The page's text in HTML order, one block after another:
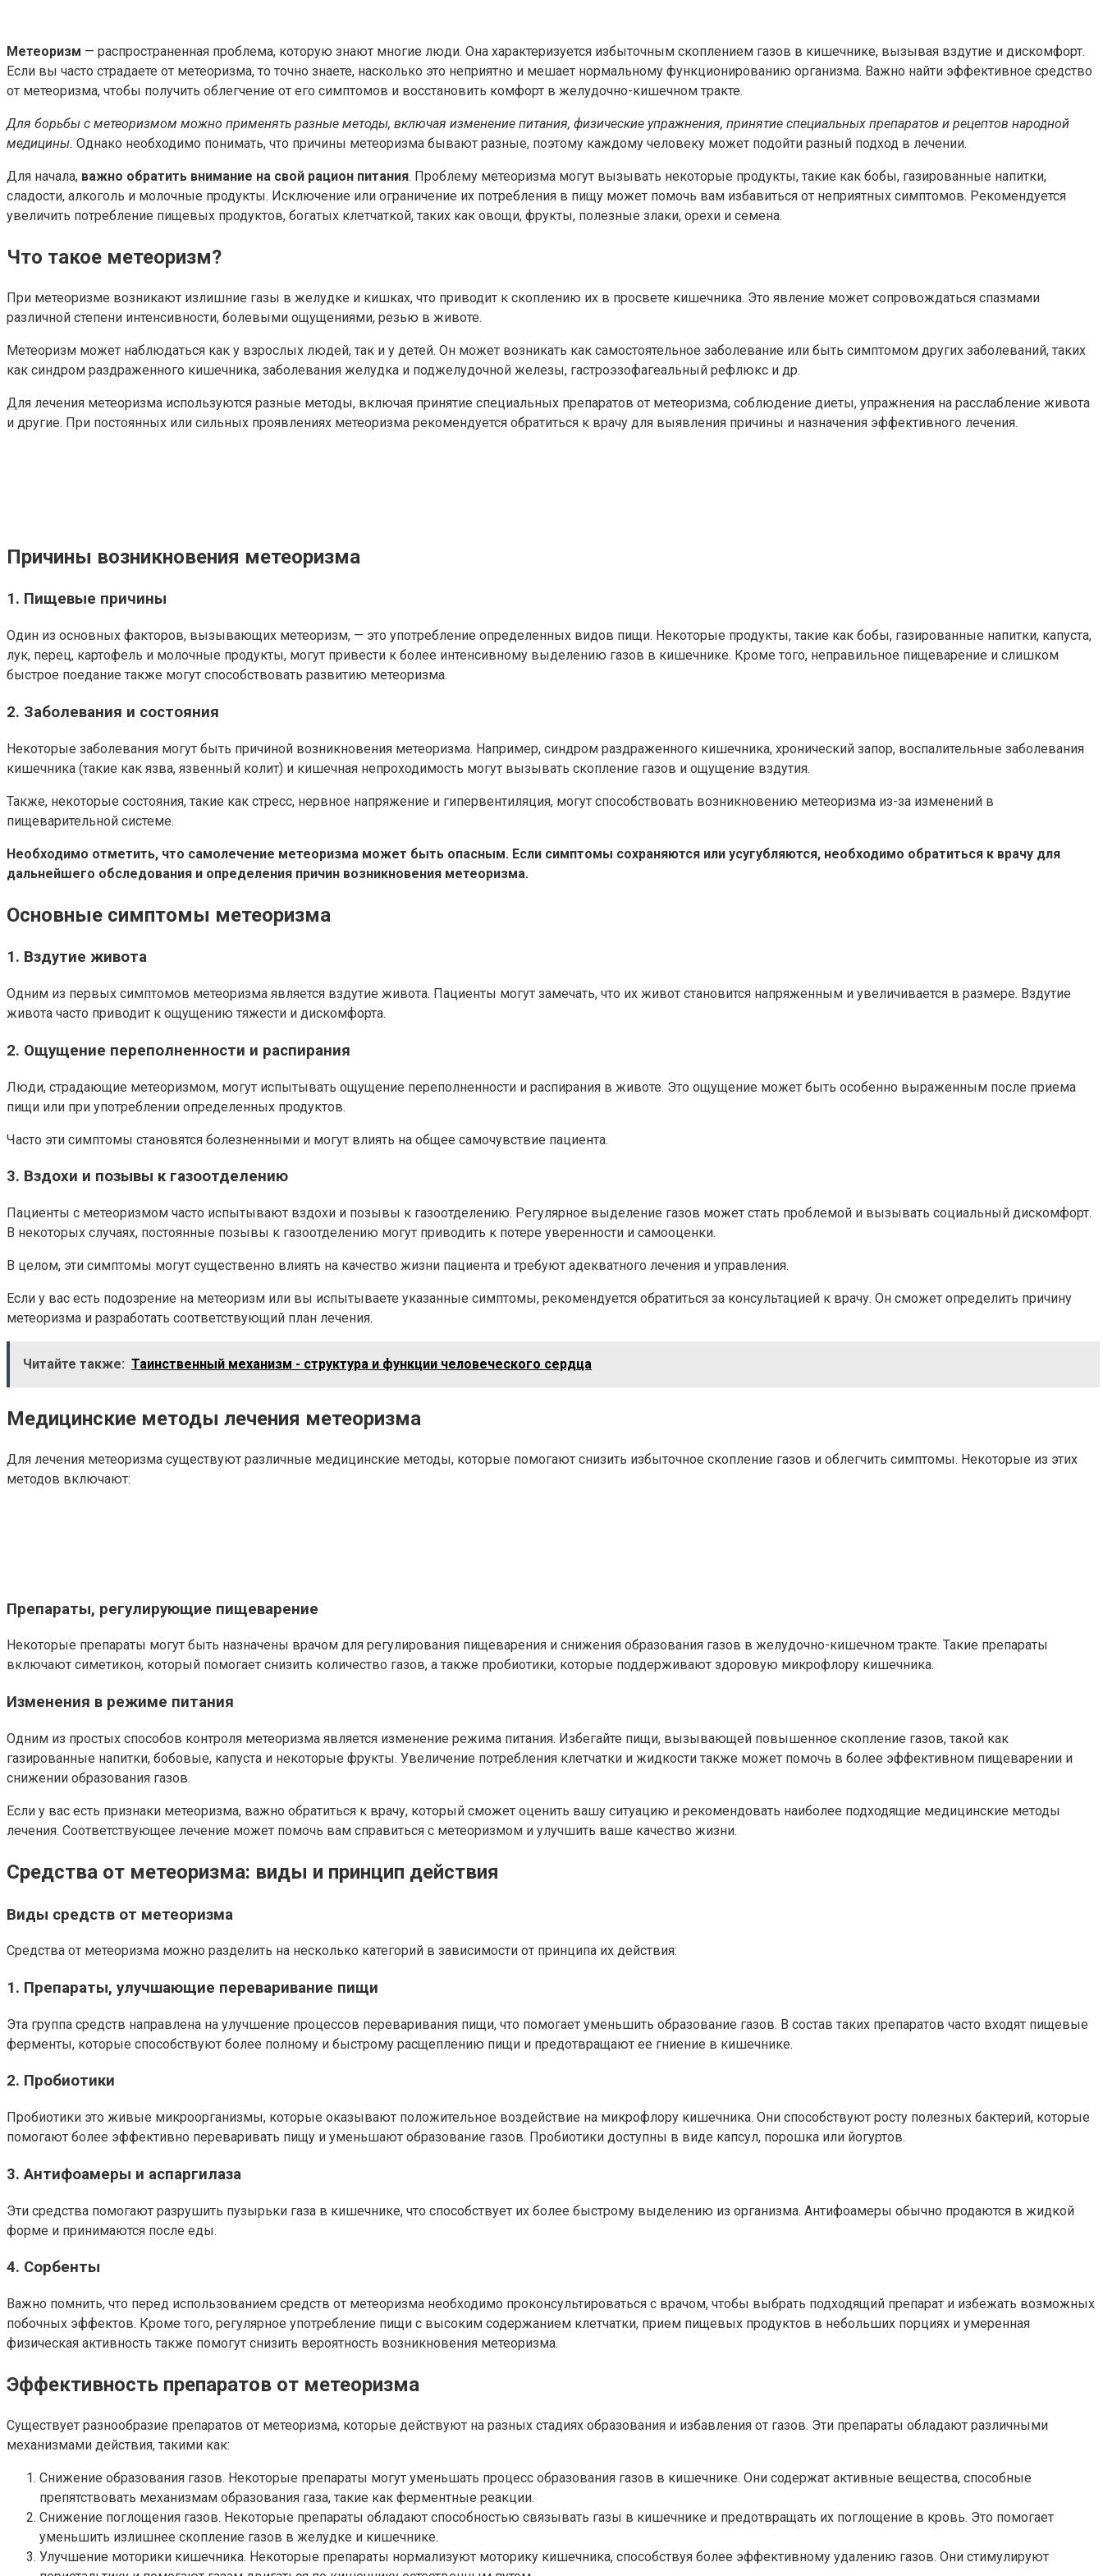
Метеоризм — распространенная проблема, которую знают многие люди. Она характеризуется избыточным скоплением газов в кишечнике, вызывая вздутие и дискомфорт.
Если вы часто страдаете от метеоризма, то точно знаете, насколько это неприятно и мешает нормальному функционированию организма. Важно найти эффективное средство
от метеоризма, чтобы получить облегчение от его симптомов и восстановить комфорт в желудочно-кишечном тракте.
Для борьбы с метеоризмом можно применять разные методы, включая изменение питания, физические упражнения, принятие специальных препаратов и рецептов народной
медицины. Однако необходимо понимать, что причины метеоризма бывают разные, поэтому каждому человеку может подойти разный подход в лечении.
Для начала, важно обратить внимание на свой рацион питания. Проблему метеоризма могут вызывать некоторые продукты, такие как бобы, газированные напитки,
сладости, алкоголь и молочные продукты. Исключение или ограничение их потребления в пищу может помочь вам избавиться от неприятных симптомов. Рекомендуется
увеличить потребление пищевых продуктов, богатых клетчаткой, таких как овощи, фрукты, полезные злаки, орехи и семена.
Что такое метеоризм?
При метеоризме возникают излишние газы в желудке и кишках, что приводит к скоплению их в просвете кишечника. Это явление может сопровождаться спазмами
различной степени интенсивности, болевыми ощущениями, резью в животе.
Метеоризм может наблюдаться как у взрослых людей, так и у детей. Он может возникать как самостоятельное заболевание или быть симптомом других заболеваний, таких
как синдром раздраженного кишечника, заболевания желудка и поджелудочной железы, гастроэзофагеальный рефлюкс и др.
Для лечения метеоризма используются разные методы, включая принятие специальных препаратов от метеоризма, соблюдение диеты, упражнения на расслабление живота
и другие. При постоянных или сильных проявлениях метеоризма рекомендуется обратиться к врачу для выявления причины и назначения эффективного лечения.
Причины возникновения метеоризма
1. Пищевые причины
Один из основных факторов, вызывающих метеоризм, — это употребление определенных видов пищи. Некоторые продукты, такие как бобы, газированные напитки, капуста,
лук, перец, картофель и молочные продукты, могут привести к более интенсивному выделению газов в кишечнике. Кроме того, неправильное пищеварение и слишком
быстрое поедание также могут способствовать развитию метеоризма.
2. Заболевания и состояния
Некоторые заболевания могут быть причиной возникновения метеоризма. Например, синдром раздраженного кишечника, хронический запор, воспалительные заболевания
кишечника (такие как язва, язвенный колит) и кишечная непроходимость могут вызывать скопление газов и ощущение вздутия.
Также, некоторые состояния, такие как стресс, нервное напряжение и гипервентиляция, могут способствовать возникновению метеоризма из-за изменений в
пищеварительной системе.
Необходимо отметить, что самолечение метеоризма может быть опасным. Если симптомы сохраняются или усугубляются, необходимо обратиться к врачу для
дальнейшего обследования и определения причин возникновения метеоризма.
Основные симптомы метеоризма
1. Вздутие живота
Одним из первых симптомов метеоризма является вздутие живота. Пациенты могут замечать, что их живот становится напряженным и увеличивается в размере. Вздутие
живота часто приводит к ощущению тяжести и дискомфорта.
2. Ощущение переполненности и распирания
Люди, страдающие метеоризмом, могут испытывать ощущение переполненности и распирания в животе. Это ощущение может быть особенно выраженным после приема
пищи или при употреблении определенных продуктов.
Часто эти симптомы становятся болезненными и могут влиять на общее самочувствие пациента.
3. Вздохи и позывы к газоотделению
Пациенты с метеоризмом часто испытывают вздохи и позывы к газоотделению. Регулярное выделение газов может стать проблемой и вызывать социальный дискомфорт.
В некоторых случаях, постоянные позывы к газоотделению могут приводить к потере уверенности и самооценки.
В целом, эти симптомы могут существенно влиять на качество жизни пациента и требуют адекватного лечения и управления.
Если у вас есть подозрение на метеоризм или вы испытываете указанные симптомы, рекомендуется обратиться за консультацией к врачу. Он сможет определить причину
метеоризма и разработать соответствующий план лечения.
Читайте также: Таинственный механизм - структура и функции человеческого сердца
Медицинские методы лечения метеоризма
Для лечения метеоризма существуют различные медицинские методы, которые помогают снизить избыточное скопление газов и облегчить симптомы. Некоторые из этих
методов включают:
Препараты, регулирующие пищеварение
Некоторые препараты могут быть назначены врачом для регулирования пищеварения и снижения образования газов в желудочно-кишечном тракте. Такие препараты
включают симетикон, который помогает снизить количество газов, а также пробиотики, которые поддерживают здоровую микрофлору кишечника.
Изменения в режиме питания
Одним из простых способов контроля метеоризма является изменение режима питания. Избегайте пищи, вызывающей повышенное скопление газов, такой как
газированные напитки, бобовые, капуста и некоторые фрукты. Увеличение потребления клетчатки и жидкости также может помочь в более эффективном пищеварении и
снижении образования газов.
Если у вас есть признаки метеоризма, важно обратиться к врачу, который сможет оценить вашу ситуацию и рекомендовать наиболее подходящие медицинские методы
лечения. Соответствующее лечение может помочь вам справиться с метеоризмом и улучшить ваше качество жизни.
Средства от метеоризма: виды и принцип действия
Виды средств от метеоризма
Средства от метеоризма можно разделить на несколько категорий в зависимости от принципа их действия:
1. Препараты, улучшающие переваривание пищи
Эта группа средств направлена на улучшение процессов переваривания пищи, что помогает уменьшить образование газов. В состав таких препаратов часто входят пищевые
ферменты, которые способствуют более полному и быстрому расщеплению пищи и предотвращают ее гниение в кишечнике.
2. Пробиотики
Пробиотики это живые микроорганизмы, которые оказывают положительное воздействие на микрофлору кишечника. Они способствуют росту полезных бактерий, которые
помогают более эффективно переваривать пищу и уменьшают образование газов. Пробиотики доступны в виде капсул, порошка или йогуртов.
3. Антифоамеры и аспаргилаза
Эти средства помогают разрушить пузырьки газа в кишечнике, что способствует их более быстрому выделению из организма. Антифоамеры обычно продаются в жидкой
форме и принимаются после еды.
4. Сорбенты
Важно помнить, что перед использованием средств от метеоризма необходимо проконсультироваться с врачом, чтобы выбрать подходящий препарат и избежать возможных
побочных эффектов. Кроме того, регулярное употребление пищи с высоким содержанием клетчатки, прием пищевых продуктов в небольших порциях и умеренная
физическая активность также помогут снизить вероятность возникновения метеоризма.
Эффективность препаратов от метеоризма
Существует разнообразие препаратов от метеоризма, которые действуют на разных стадиях образования и избавления от газов. Эти препараты обладают различными
механизмами действия, такими как:
Снижение образования газов. Некоторые препараты могут уменьшать процесс образования газов в кишечнике. Они содержат активные вещества, способные
препятствовать механизмам образования газа, такие как ферментные реакции.
Снижение поглощения газов. Некоторые препараты обладают способностью связывать газы в кишечнике и предотвращать их поглощение в кровь. Это помогает
уменьшить излишнее скопление газов в желудке и кишечнике.
Улучшение моторики кишечника. Некоторые препараты нормализуют моторику кишечника, способствуя более эффективному удалению газов. Они стимулируют